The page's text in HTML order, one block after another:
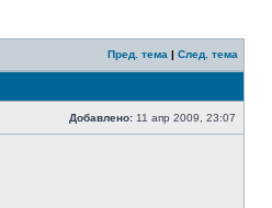
Пред. тема | След. тема
Добавлено: 11 апр 2009, 23:07